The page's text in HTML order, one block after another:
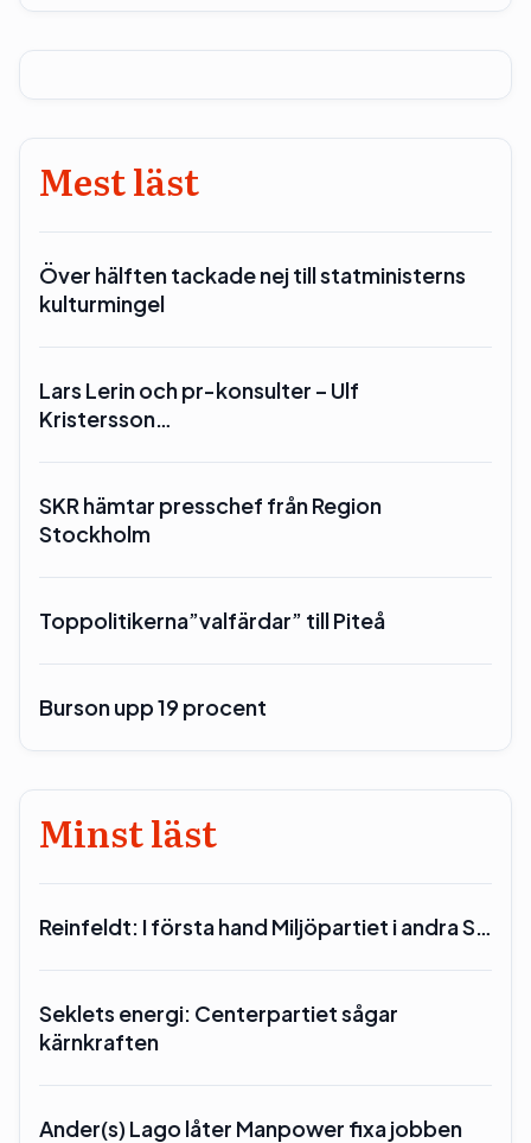
Mest läst
Över hälften tackade nej till statministerns
kulturmingel
Lars Lerin och pr-konsulter – Ulf
Kristersson…
SKR hämtar presschef från Region
Stockholm
Toppolitikerna”valfärdar” till Piteå
Burson upp 19 procent
Minst läst
Reinfeldt: I första hand Miljöpartiet i andra S…
Seklets energi: Centerpartiet sågar
kärnkraften
Ander(s) Lago låter Manpower fixa jobben